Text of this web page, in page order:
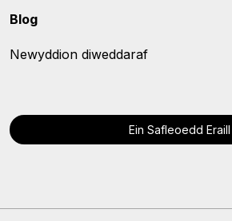
Blog
Newyddion diweddaraf
Ein Safleoedd Eraill